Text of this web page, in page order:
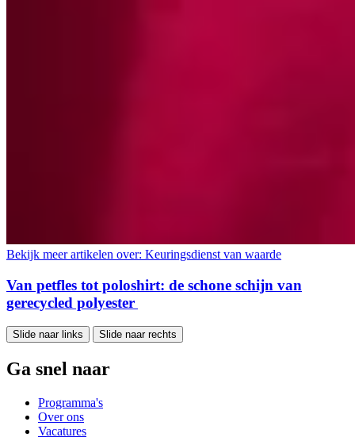
Bekijk meer artikelen over: Keuringsdienst van waarde
Van petfles tot poloshirt: de schone schijn van
gerecycled polyester
Slide naar links Slide naar rechts
Ga snel naar
Programma's
Over ons
Vacatures